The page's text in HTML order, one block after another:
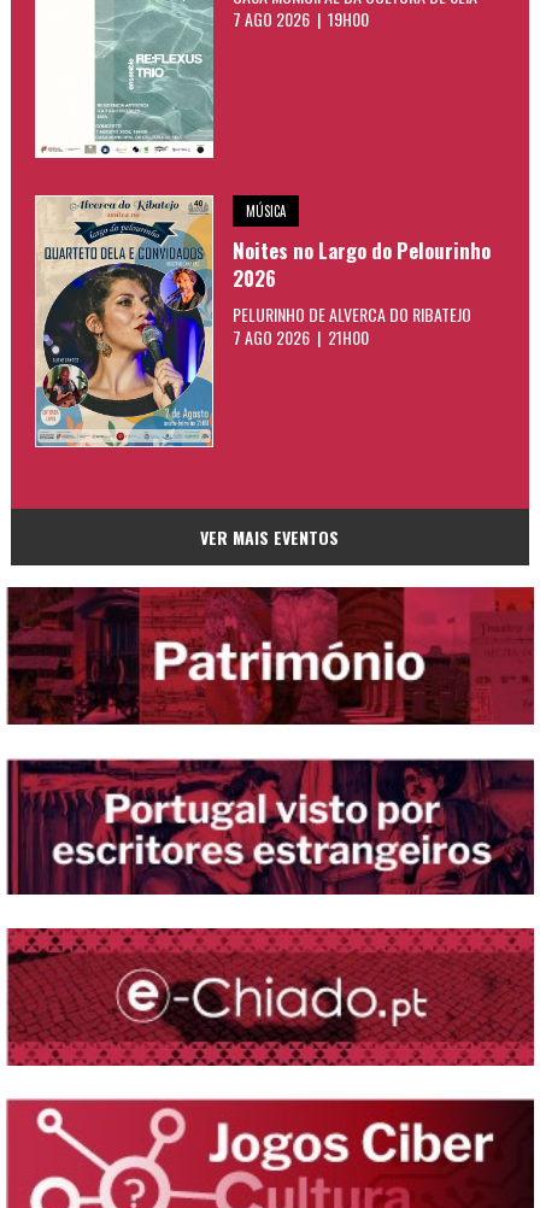
7 AGO 2026 | 19H00
MÚSICA
Noites no Largo do Pelourinho
2026
PELURINHO DE ALVERCA DO RIBATEJO
7 AGO 2026 | 21H00
VER MAIS EVENTOS